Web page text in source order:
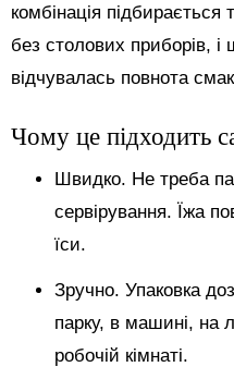
комбінація підбирається
без столових приборів, і
відчувалась повнота
Чому це підходить
Швидко. Не треба
сервірування. Їжа
їси.
Зручно. Упаковка
парку, в машині, на
робочій кімнаті.